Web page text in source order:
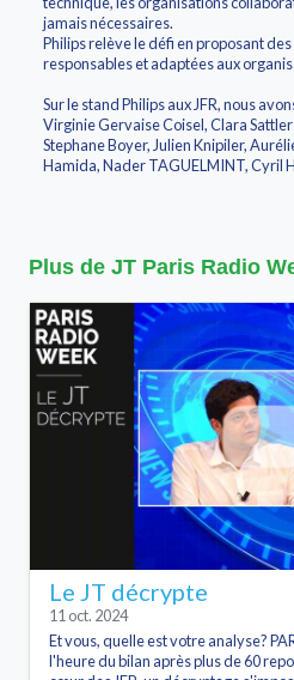
jamais nécessaires.
Philips relève le défi en proposant
responsables et adaptées aux
Sur le stand Philips aux JFR, nous
Virginie Gervaise Coisel, Clara Sattler
Stephane Boyer, Julien Knipiler,
Hamida, Nader TAGUELMINT, Cyril
Plus de JT Paris Radio
Le JT décrypte
11 oct. 2024
Et vous, quelle est votre analyse?
l'heure du bilan après plus de 60